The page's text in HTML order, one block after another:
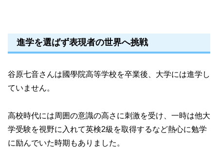
進学を選ばず表現者の世界へ挑戦
谷原七音さんは國學院高等学校を卒業後、大学には進学し
ていません。
高校時代には周囲の意識の高さに刺激を受け、一時は他大
学受験を視野に入れて英検2級を取得するなど熱心に勉学
に励んでいた時期もありました。